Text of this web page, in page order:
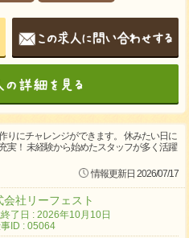
りにチャレンジができます。 休みたい日に
実！ 未経験から始めたスタッフが多く活躍
情報更新日 2026/07/17
会社リーフェスト
了日 : 2026年10月10日
ID : 05064